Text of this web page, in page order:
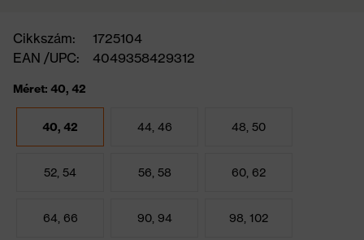
Cikkszám:
1725104
EAN /UPC:
4049358429312
Méret: 40, 42
40, 42 44, 46 48, 50
52, 54 56, 58 60, 62
64, 66 90, 94 98, 102